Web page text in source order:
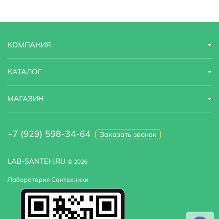
Оснащение
Тип унитаза
LAB-SANTEH.RU © 2026
Лаборатория Сантехники
КОМПАНИЯ
КАТАЛОГ
МАГАЗИН
+7 (929) 598-34-64 Заказать звонок